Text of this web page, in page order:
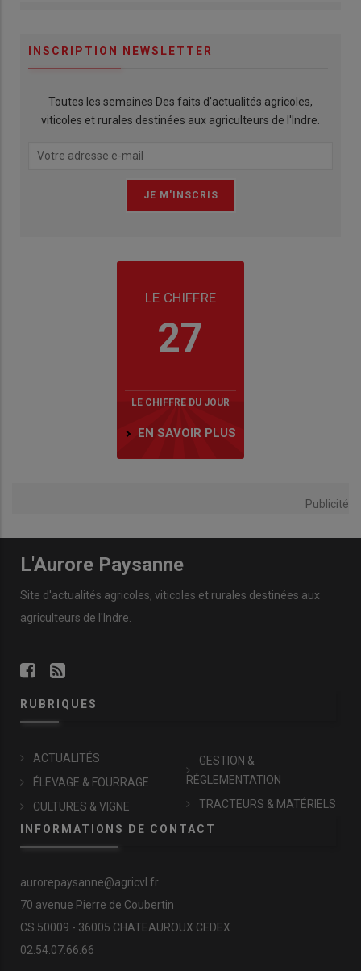
INSCRIPTION NEWSLETTER
Toutes les semaines Des faits d'actualités agricoles,
viticoles et rurales destinées aux agriculteurs de l'Indre.
LE CHIFFRE
27
LE CHIFFRE DU JOUR
EN SAVOIR PLUS
Publicité
L'Aurore Paysanne
Site d'actualités agricoles, viticoles et rurales destinées aux
agriculteurs de l'Indre.
RUBRIQUES
ACTUALITÉS
ÉLEVAGE & FOURRAGE
CULTURES & VIGNE
GESTION &
RÉGLEMENTATION
TRACTEURS & MATÉRIELS
INFORMATIONS DE CONTACT
aurorepaysanne@agricvl.fr
70 avenue Pierre de Coubertin
CS 50009 - 36005 CHATEAUROUX CEDEX
02.54.07.66.66